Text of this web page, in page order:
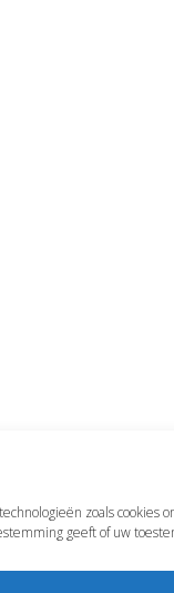
zoals cookies
geeft of uw